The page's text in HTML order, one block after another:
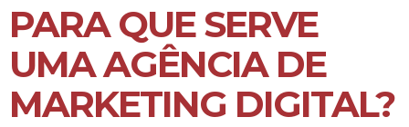
PARA QUE SERVE
UMA AGÊNCIA DE
MARKETING DIGITAL?